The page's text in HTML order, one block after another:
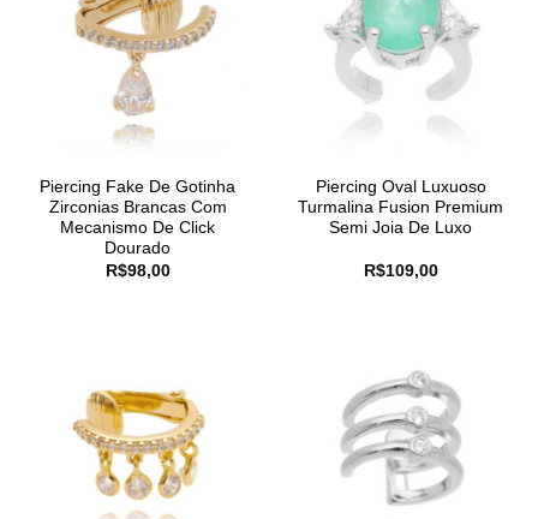
Piercing Fake De Gotinha
Zirconias Brancas Com
Mecanismo De Click
Dourado
R$98,00
Piercing Oval Luxuoso
Turmalina Fusion Premium
Semi Joia De Luxo
R$109,00